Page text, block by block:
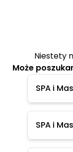
Niestety
Może
SPA i
SPA i